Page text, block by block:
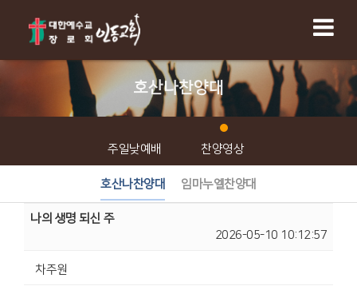
호산나찬양대
주일낮예배 찬양영상
호산나찬양대 임마누엘찬양대
나의 생명 되신 주
2026-05-10 10:12:57
차주원